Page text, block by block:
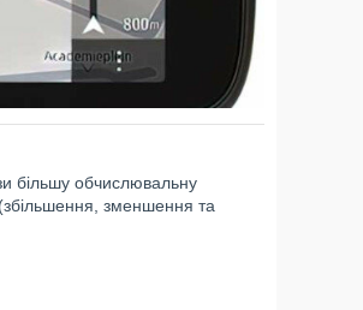
більшу обчислювальну
(збільшення, зменшення та